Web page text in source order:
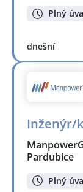
Plný
dnešní
Inženýr/
Pardubice
Plný